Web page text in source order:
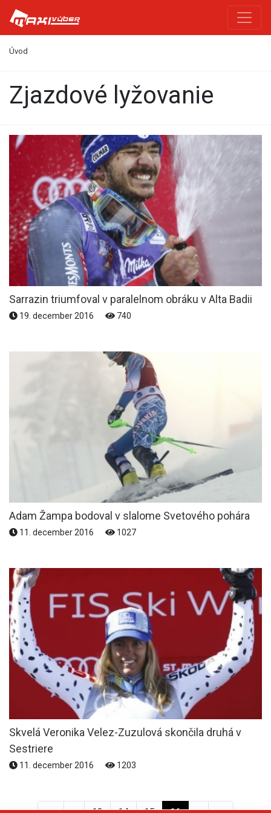
Úvod
zjazdové lyžovanie
Sarrazin triumfoval v paralelnom obráku v Alta Badii
19. december 2016 740
Adam Žampa bodoval v slalome Svetového pohára
11. december 2016 1027
Skvelá Veronika Velez-Zuzulová skončila druhá v
Sestriere
11. december 2016 1203